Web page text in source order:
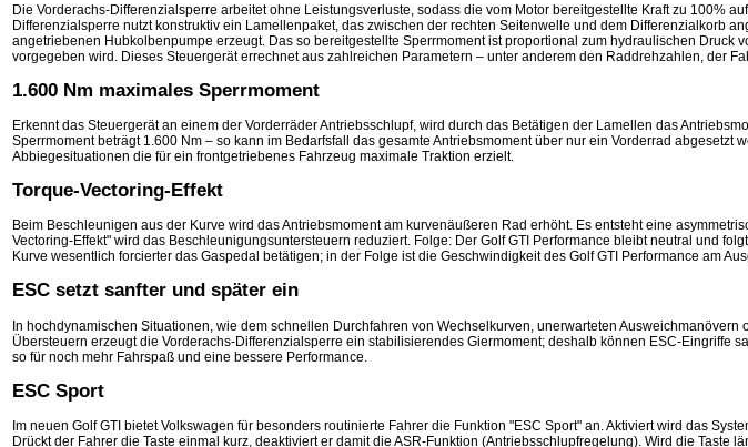
Die Vorderachs-Differenzialsperre arbeitet ohne Leistungsverluste, sodass die vom Motor bereitgestellte Kraft zu 100%
Differenzialsperre nutzt konstruktiv ein Lamellenpaket, das zwischen der rechten Seitenwelle und dem Differenzialkorb
angetriebenen Hubkolbenpumpe erzeugt. Das so bereitgestellte Sperrmoment ist proportional zum hydraulischen
vorgegeben wird. Dieses Steuergerät errechnet aus zahlreichen Parametern – unter anderem den Raddrehzahlen, der
1.600 Nm maximales Sperrmoment
Erkennt das Steuergerät an einem der Vorderräder Antriebsschlupf, wird durch das Betätigen der Lamellen das
Sperrmoment beträgt 1.600 Nm – so kann im Bedarfsfall das gesamte Antriebsmoment über nur ein Vorderrad
Abbiegesituationen die für ein frontgetriebenes Fahrzeug maximale Traktion erzielt.
Torque-Vectoring-Effekt
Beim Beschleunigen aus der Kurve wird das Antriebsmoment am kurvenäußeren Rad erhöht. Es entsteht eine
Vectoring-Effekt" wird das Beschleunigungsuntersteuern reduziert. Folge: Der Golf GTI Performance bleibt neutral und
Kurve wesentlich forcierter das Gaspedal betätigen; in der Folge ist die Geschwindigkeit des Golf GTI Performance am
ESC setzt sanfter und später ein
In hochdynamischen Situationen, wie dem schnellen Durchfahren von Wechselkurven, unerwarteten
Übersteuern erzeugt die Vorderachs-Differenzialsperre ein stabilisierendes Giermoment; deshalb können ESC-
so für noch mehr Fahrspaß und eine bessere Performance.
ESC Sport
Im neuen Golf GTI bietet Volkswagen für besonders routinierte Fahrer die Funktion "ESC Sport" an. Aktiviert wird das
Drückt der Fahrer die Taste einmal kurz, deaktiviert er damit die ASR-Funktion (Antriebsschlupfregelung). Wird die Taste